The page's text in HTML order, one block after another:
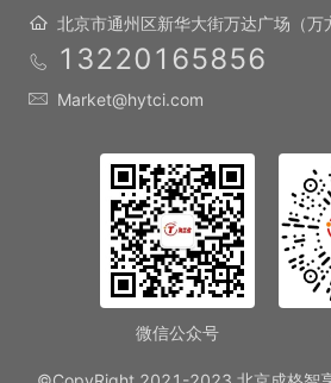
北京市通州区新华大街万达广场（
13220165856
Market@hytci.com
微信公众号